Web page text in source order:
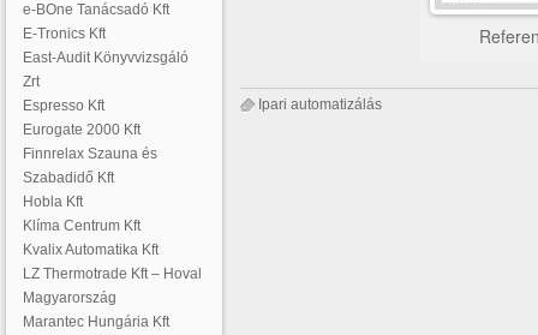
Ipari automatizálás
e-BOne Tanácsadó Kft
E-Tronics Kft
East-Audit Könyvvizsgáló
Zrt
Espresso Kft
Eurogate 2000 Kft
Finnrelax Szauna és
Szabadidő Kft
Hobla Kft
Klíma Centrum Kft
Kvalix Automatika Kft
LZ Thermotrade Kft – Hoval
Magyarország
Marantec Hungária Kft